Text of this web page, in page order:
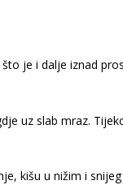
je i dalje iznad
uz slab mraz.
kišu u nižim i